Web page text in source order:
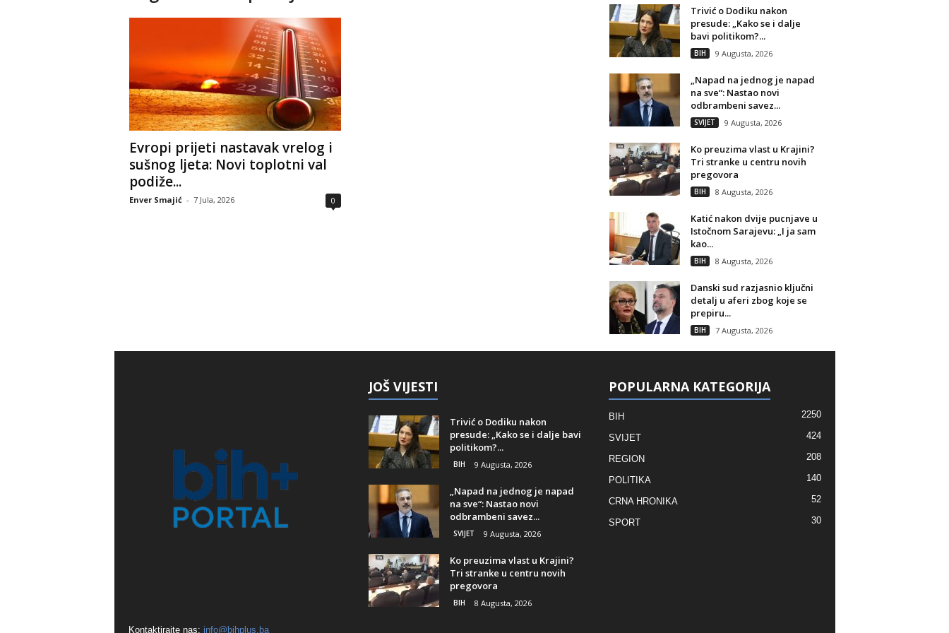
Evropi prijeti nastavak vrelog i
sušnog ljeta: Novi toplotni val
podiže...
Enver Smajić - 7 Jula, 2026 0
Trivić o Dodiku nakon
presude: „Kako se i dalje
bavi politikom?...
BIH 9 Augusta, 2026
„Napad na jednog je napad
na sve“: Nastao novi
odbrambeni savez...
SVIJET 9 Augusta, 2026
Ko preuzima vlast u Krajini?
Tri stranke u centru novih
pregovora
BIH 8 Augusta, 2026
Katić nakon dvije pucnjave u
Istočnom Sarajevu: „I ja sam
kao...
BIH 8 Augusta, 2026
Danski sud razjasnio ključni
detalj u aferi zbog koje se
prepiru...
BIH 7 Augusta, 2026
Kontaktirajte nas: info@bihplus.ba
JOŠ VIJESTI
Trivić o Dodiku nakon
presude: „Kako se i dalje bavi
politikom?...
BIH 9 Augusta, 2026
„Napad na jednog je napad
na sve“: Nastao novi
odbrambeni savez...
SVIJET 9 Augusta, 2026
Ko preuzima vlast u Krajini?
Tri stranke u centru novih
pregovora
BIH 8 Augusta, 2026
POPULARNA KATEGORIJA
BIH 2250
SVIJET 424
REGION 208
POLITIKA 140
CRNA HRONIKA 52
SPORT 30